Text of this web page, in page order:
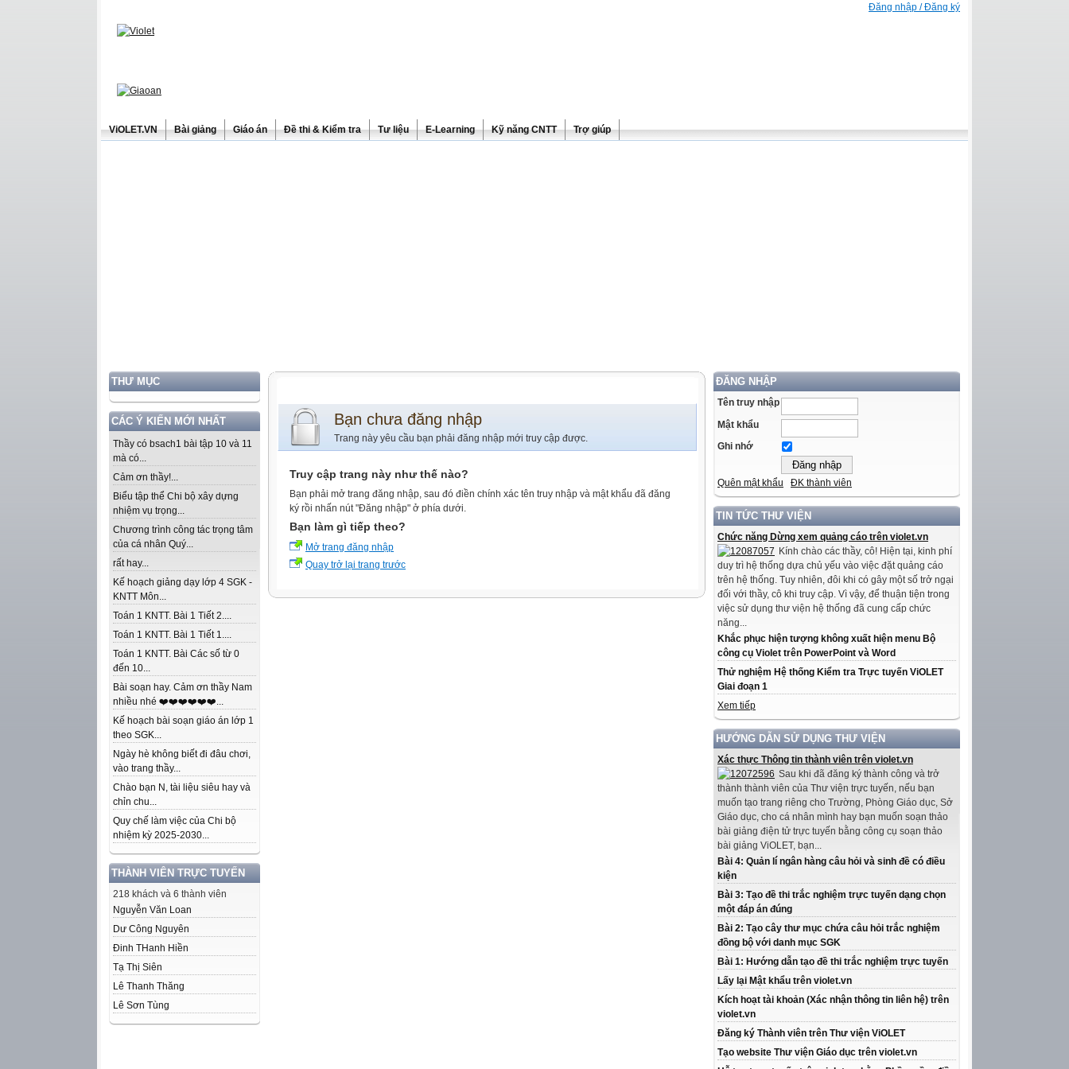
Đăng nhập / Đăng ký
ViOLET.VN Bài giảng Giáo án Đề thi & Kiểm tra Tư liệu E-Learning Kỹ năng CNTT Trợ giúp
THƯ MỤC
CÁC Ý KIẾN MỚI NHẤT
Thầy có bsach1 bài tập 10 và 11
mà có...
Cảm ơn thầy!...
Biểu tập thể Chi bộ xây dựng
nhiệm vụ trọng...
Chương trình công tác trọng tâm
của cá nhân Quý...
rất hay...
Kế hoạch giảng dạy lớp 4 SGK -
KNTT Môn...
Toán 1 KNTT. Bài 1 Tiết 2....
Toán 1 KNTT. Bài 1 Tiết 1....
Toán 1 KNTT. Bài Các số từ 0
đến 10...
Bài soạn hay. Cảm ơn thầy Nam
nhiều nhé ❤️❤️❤️❤️❤️❤️...
Kế hoạch bài soạn giáo án lớp 1
theo SGK...
Ngày hè không biết đi đâu chơi,
vào trang thầy...
Chào bạn N, tài liệu siêu hay và
chỉn chu...
Quy chế làm việc của Chi bộ
nhiệm kỳ 2025-2030...
THÀNH VIÊN TRỰC TUYẾN
218 khách và 6 thành viên
Nguyễn Văn Loan
Dư Công Nguyên
Đinh THanh Hiền
Tạ Thị Siên
Lê Thanh Thăng
Lê Sơn Tùng
ĐĂNG NHẬP
Tên truy nhập
Mật khẩu
Ghi nhớ
Quên mật khẩu ĐK thành viên
TIN TỨC THƯ VIỆN
Chức năng Dừng xem quảng cáo trên violet.vn
Kính chào các thầy, cô! Hiện tại, kinh phí
duy trì hệ thống dựa chủ yếu vào việc đặt quảng cáo
trên hệ thống. Tuy nhiên, đôi khi có gây một số trở ngại
đối với thầy, cô khi truy cập. Vì vậy, để thuận tiện trong
việc sử dụng thư viện hệ thống đã cung cấp chức
năng...
Khắc phục hiện tượng không xuất hiện menu Bộ
công cụ Violet trên PowerPoint và Word
Thử nghiệm Hệ thống Kiểm tra Trực tuyến ViOLET
Giai đoạn 1
Xem tiếp
HƯỚNG DẪN SỬ DỤNG THƯ VIỆN
Xác thực Thông tin thành viên trên violet.vn
Sau khi đã đăng ký thành công và trở
thành thành viên của Thư viện trực tuyến, nếu bạn
muốn tạo trang riêng cho Trường, Phòng Giáo dục, Sở
Giáo dục, cho cá nhân mình hay bạn muốn soạn thảo
bài giảng điện tử trực tuyến bằng công cụ soạn thảo
bài giảng ViOLET, bạn...
Bài 4: Quản lí ngân hàng câu hỏi và sinh đề có điều
kiện
Bài 3: Tạo đề thi trắc nghiệm trực tuyến dạng chọn
một đáp án đúng
Bài 2: Tạo cây thư mục chứa câu hỏi trắc nghiệm
đồng bộ với danh mục SGK
Bài 1: Hướng dẫn tạo đề thi trắc nghiệm trực tuyến
Lấy lại Mật khẩu trên violet.vn
Kích hoạt tài khoản (Xác nhận thông tin liên hệ) trên
violet.vn
Đăng ký Thành viên trên Thư viện ViOLET
Tạo website Thư viện Giáo dục trên violet.vn
Bạn chưa đăng nhập
Trang này yêu cầu bạn phải đăng nhập mới truy cập được.
Truy cập trang này như thế nào?
Bạn phải mở trang đăng nhập, sau đó điền chính xác tên truy nhập và mật khẩu đã đăng
ký rồi nhấn nút "Đăng nhập" ở phía dưới.
Bạn làm gì tiếp theo?
Mở trang đăng nhập
Quay trở lại trang trước